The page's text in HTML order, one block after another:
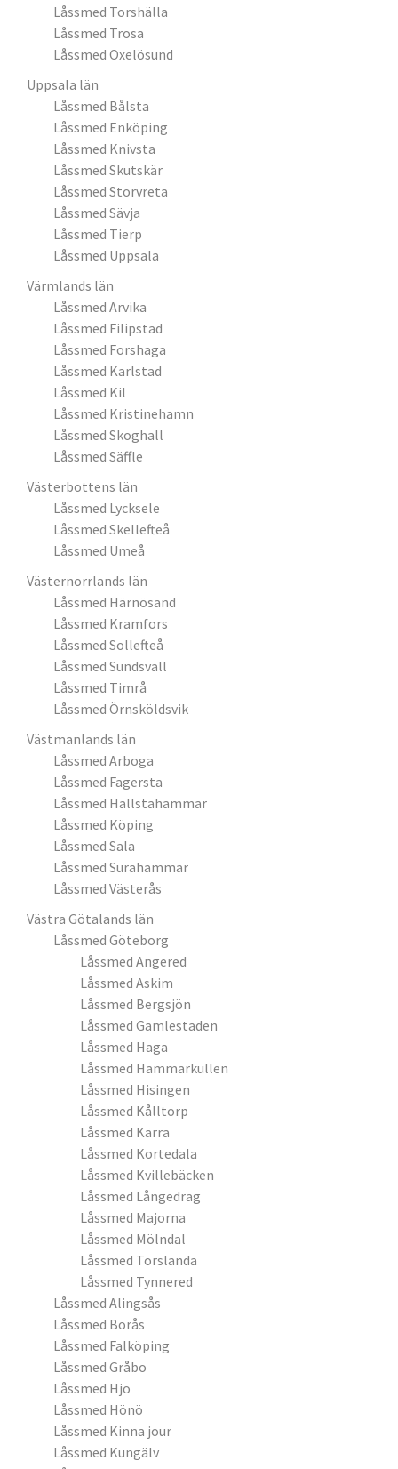
Låssmed Torshälla
Låssmed Trosa
Låssmed Oxelösund
Uppsala län
Låssmed Bålsta
Låssmed Enköping
Låssmed Knivsta
Låssmed Skutskär
Låssmed Storvreta
Låssmed Sävja
Låssmed Tierp
Låssmed Uppsala
Värmlands län
Låssmed Arvika
Låssmed Filipstad
Låssmed Forshaga
Låssmed Karlstad
Låssmed Kil
Låssmed Kristinehamn
Låssmed Skoghall
Låssmed Säffle
Västerbottens län
Låssmed Lycksele
Låssmed Skellefteå
Låssmed Umeå
Västernorrlands län
Låssmed Härnösand
Låssmed Kramfors
Låssmed Sollefteå
Låssmed Sundsvall
Låssmed Timrå
Låssmed Örnsköldsvik
Västmanlands län
Låssmed Arboga
Låssmed Fagersta
Låssmed Hallstahammar
Låssmed Köping
Låssmed Sala
Låssmed Surahammar
Låssmed Västerås
Västra Götalands län
Låssmed Göteborg
Låssmed Angered
Låssmed Askim
Låssmed Bergsjön
Låssmed Gamlestaden
Låssmed Haga
Låssmed Hammarkullen
Låssmed Hisingen
Låssmed Kålltorp
Låssmed Kärra
Låssmed Kortedala
Låssmed Kvillebäcken
Låssmed Långedrag
Låssmed Majorna
Låssmed Mölndal
Låssmed Torslanda
Låssmed Tynnered
Låssmed Alingsås
Låssmed Borås
Låssmed Falköping
Låssmed Gråbo
Låssmed Hjo
Låssmed Hönö
Låssmed Kinna jour
Låssmed Kungälv